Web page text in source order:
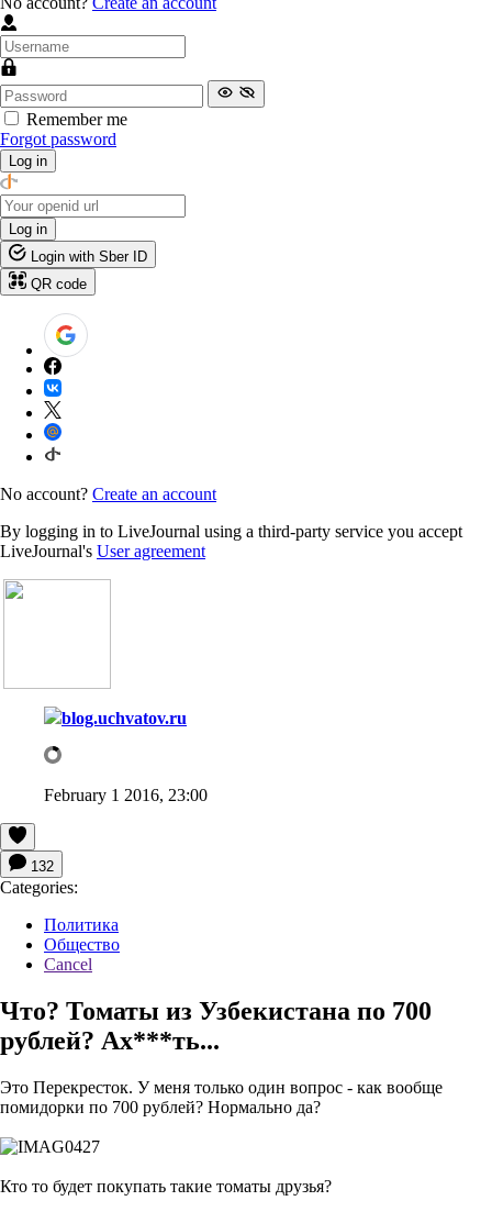
Remember me
Forgot password
Log in
Log in
Login with Sber ID
QR code
No account? Create an account
By logging in to LiveJournal using a third-party service you accept
LiveJournal's User agreement
blog.uchvatov.ru
February 1 2016, 23:00
132
Categories:
Политика
Общество
Cancel
Что? Томаты из Узбекистана по 700
рублей? Ах***ть...
Это Перекресток. У меня только один вопрос - как вообще
помидорки по 700 рублей? Нормально да?
Кто то будет покупать такие томаты друзья?